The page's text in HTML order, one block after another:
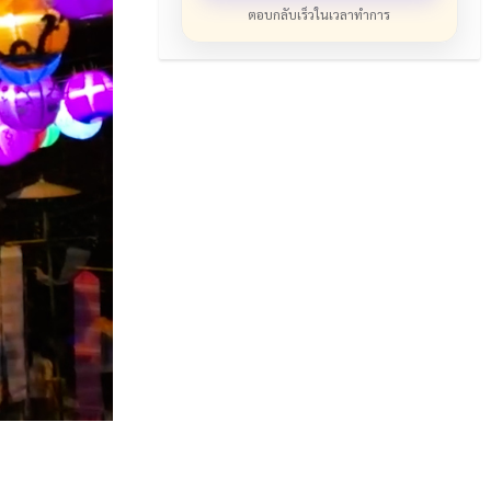
ตอบกลับเร็วในเวลาทำการ